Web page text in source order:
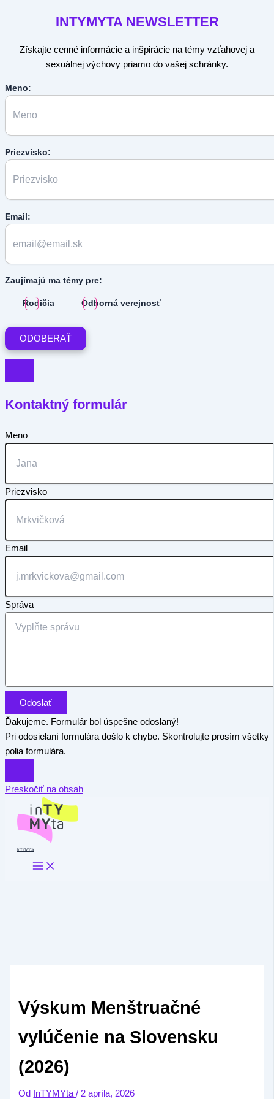
INTYMYTA NEWSLETTER
Získajte cenné informácie a inšpirácie na témy vzťahovej a
sexuálnej výchovy priamo do vašej schránky.
Meno:
Priezvisko:
Email:
Zaujímajú ma témy pre:
Rodičia Odborná verejnosť
Kontaktný formulár
Meno
Priezvisko
Email
Správa
Odoslať
Ďakujeme. Formulár bol úspešne odoslaný!
Pri odosielaní formulára došlo k chybe. Skontrolujte prosím všetky
polia formulára.
Preskočiť na obsah
InTYMYta
Výskum Menštruačné
vylúčenie na Slovensku
(2026)
Od InTYMYta/ 2 apríla, 2026